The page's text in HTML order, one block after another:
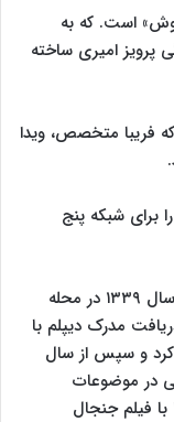
است. که به
پرویز امیری ساخته
فریبا متخصص، ویدا
برای شبکه پنج
اکبر عبدی از پدری اردبیلی و مادری تهرانی در سال ۱۳۳۹ در محله
به دنیا آمد و از سال ۱۳۵۸ با دریافت مدرک دیپلم با
کرد و سپس از سال
در موضوعات
مختلفی می‌پردازد. عبدی سپس در سال ۱۳۶۳ با فیلم جنجال